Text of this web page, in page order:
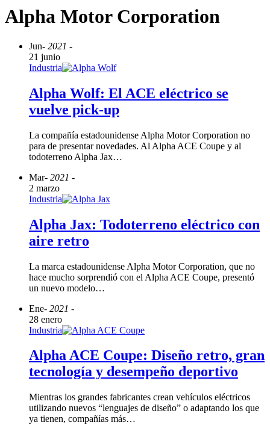
Alpha Motor Corporation
Jun- 2021 -
21 junio
Industria
Alpha Wolf: El ACE eléctrico se
vuelve pick-up
La compañía estadounidense Alpha Motor Corporation no
para de presentar novedades. Al Alpha ACE Coupe y al
todoterreno Alpha Jax…
Mar- 2021 -
2 marzo
Industria
Alpha Jax: Todoterreno eléctrico con
aire retro
La marca estadounidense Alpha Motor Corporation, que no
hace mucho sorprendió con el Alpha ACE Coupe, presentó
un nuevo modelo…
Ene- 2021 -
28 enero
Industria
Alpha ACE Coupe: Diseño retro, gran
tecnología y desempeño deportivo
Mientras los grandes fabricantes crean vehículos eléctricos
utilizando nuevos “lenguajes de diseño” o adaptando los que
ya tienen, compañías más…